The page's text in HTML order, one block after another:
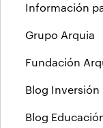
Información
Grupo Arquia
Fundación
Blog Inversión
Blog